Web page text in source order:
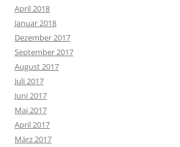
April 2018
Januar 2018
Dezember 2017
September 2017
August 2017
Juli 2017
Juni 2017
Mai 2017
April 2017
März 2017